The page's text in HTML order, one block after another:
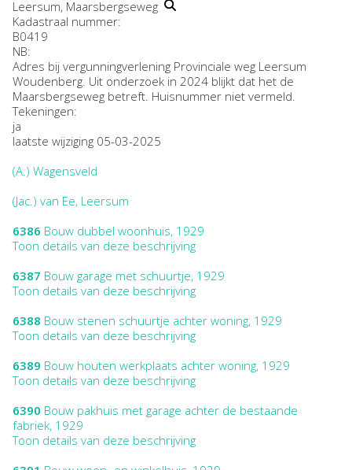
Leersum, Maarsbergseweg
Kadastraal nummer:
B0419
NB:
Adres bij vergunningverlening Provinciale weg Leersum
Woudenberg. Uit onderzoek in 2024 blijkt dat het de
Maarsbergseweg betreft. Huisnummer niet vermeld.
Tekeningen:
ja
laatste wijziging 05-03-2025
(A.) Wagensveld
(Jac.) van Ee, Leersum
6386 Bouw dubbel woonhuis, 1929
Toon details van deze beschrijving
6387 Bouw garage met schuurtje, 1929
Toon details van deze beschrijving
6388 Bouw stenen schuurtje achter woning, 1929
Toon details van deze beschrijving
6389 Bouw houten werkplaats achter woning, 1929
Toon details van deze beschrijving
6390 Bouw pakhuis met garage achter de bestaande
fabriek, 1929
Toon details van deze beschrijving